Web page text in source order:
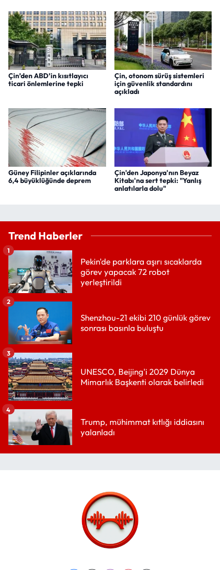
Çin’den ABD’in kısıtlayıcı
ticari önlemlerine tepki
Çin, otonom sürüş sistemleri
için güvenlik standardını
açıkladı
Güney Filipinler açıklarında
6,4 büyüklüğünde deprem
Çin'den Japonya'nın Beyaz
Kitabı'na sert tepki: "Yanlış
anlatılarla dolu"
Trend Haberler
Pekin'de parklara aşırı sıcaklarda
görev yapacak 72 robot
yerleştirildi
1
Shenzhou-21 ekibi 210 günlük görev
sonrası basınla buluştu
2
UNESCO, Beijing'i 2029 Dünya
Mimarlık Başkenti olarak belirledi
3
Trump, mühimmat kıtlığı iddiasını
yalanladı
4